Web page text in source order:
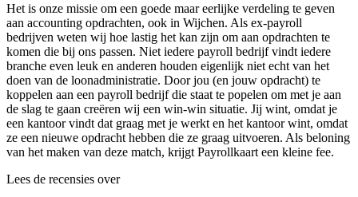
Het is onze missie om een goede maar eerlijke verdeling te geven
aan accounting opdrachten, ook in Wijchen. Als ex-payroll
bedrijven weten wij hoe lastig het kan zijn om aan opdrachten te
komen die bij ons passen. Niet iedere payroll bedrijf vindt iedere
branche even leuk en anderen houden eigenlijk niet echt van het
doen van de loonadministratie. Door jou (en jouw opdracht) te
koppelen aan een payroll bedrijf die staat te popelen om met je aan
de slag te gaan creëren wij een win-win situatie. Jij wint, omdat je
een kantoor vindt dat graag met je werkt en het kantoor wint, omdat
ze een nieuwe opdracht hebben die ze graag uitvoeren. Als beloning
van het maken van deze match, krijgt Payrollkaart een kleine fee.
Lees de recensies over